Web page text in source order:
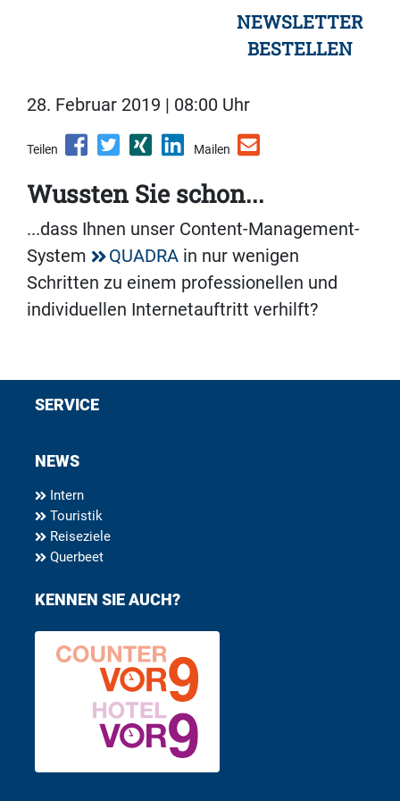
NEWSLETTER
BESTELLEN
28. Februar 2019 | 08:00 Uhr
Teilen Mailen
Wussten Sie schon...
...dass Ihnen unser Content-Management-
System
QUADRA in nur wenigen
Schritten zu einem professionellen und
individuellen Internetauftritt verhilft?
SERVICE
NEWS
Intern
Touristik
Reiseziele
Querbeet
KENNEN SIE AUCH?